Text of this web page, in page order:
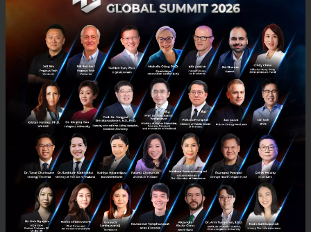
Demis Hassabis ขึ้นคุม หัวเรือ AI ของ Alphabet แล้ว หลัง
Jeff Dean พนักงานระดับตำนานลาออกไปตั้ง Startup ของตัว
เอง